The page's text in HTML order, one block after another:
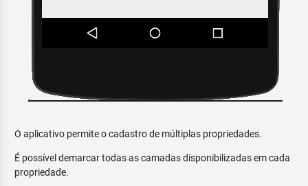
O aplicativo permite o cadastro de múltiplas propriedades.
É possível demarcar todas as camadas disponibilizadas em cada
propriedade.